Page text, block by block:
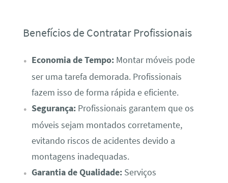
Benefícios de Contratar Profissionais
Economia de Tempo:Montar móveis pode
ser uma tarefa demorada. Profissionais
fazem isso de forma rápida e eficiente.
Segurança:Profissionais garantem que os
móveis sejam montados corretamente,
evitando riscos de acidentes devido a
montagens inadequadas.
Garantia de Qualidade:Serviços